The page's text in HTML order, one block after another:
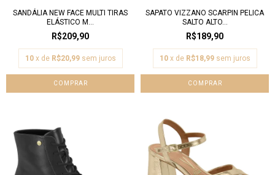
SANDÁLIA NEW FACE MULTI TIRAS
ELÁSTICO M...
R$209,90
10 x de R$20,99 sem juros
COMPRAR
SAPATO VIZZANO SCARPIN PELICA
SALTO ALTO...
R$189,90
10 x de R$18,99 sem juros
COMPRAR